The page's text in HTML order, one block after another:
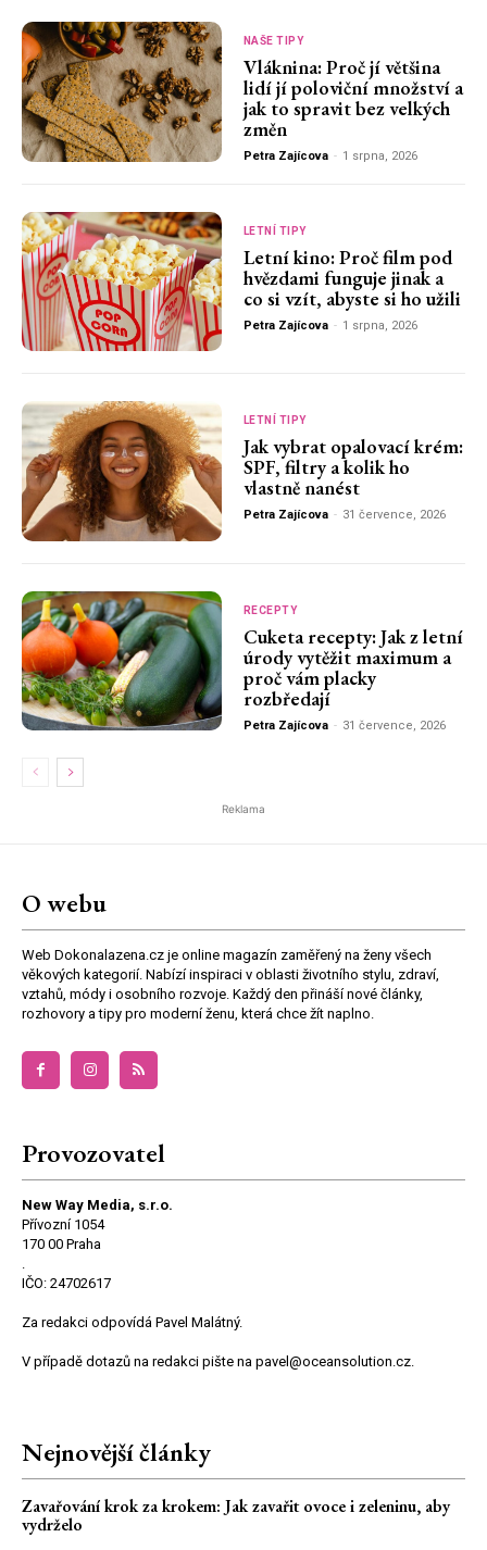
NAŠE TIPY
Vláknina: Proč jí většina
lidí jí poloviční množství a
jak to spravit bez velkých
změn
Petra Zajícova - 1 srpna, 2026
LETNÍ TIPY
Letní kino: Proč film pod
hvězdami funguje jinak a
co si vzít, abyste si ho užili
Petra Zajícova - 1 srpna, 2026
LETNÍ TIPY
Jak vybrat opalovací krém:
SPF, filtry a kolik ho
vlastně nanést
Petra Zajícova - 31 července, 2026
RECEPTY
Cuketa recepty: Jak z letní
úrody vytěžit maximum a
proč vám placky
rozbředají
Petra Zajícova - 31 července, 2026
Reklama
O webu
Web Dokonalazena.cz je online magazín zaměřený na ženy všech
věkových kategorií. Nabízí inspiraci v oblasti životního stylu, zdraví,
vztahů, módy i osobního rozvoje. Každý den přináší nové články,
rozhovory a tipy pro moderní ženu, která chce žít naplno.
Provozovatel
New Way Media, s.r.o.
Přívozní 1054
170 00 Praha
.
IČO: 24702617
Za redakci odpovídá Pavel Malátný.
V případě dotazů na redakci pište na pavel@oceansolution.cz.
Nejnovější články
Zavařování krok za krokem: Jak zavařit ovoce i zeleninu, aby
vydrželo